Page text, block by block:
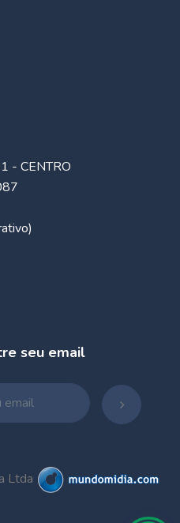
- CENTRO
seu email
Ltda